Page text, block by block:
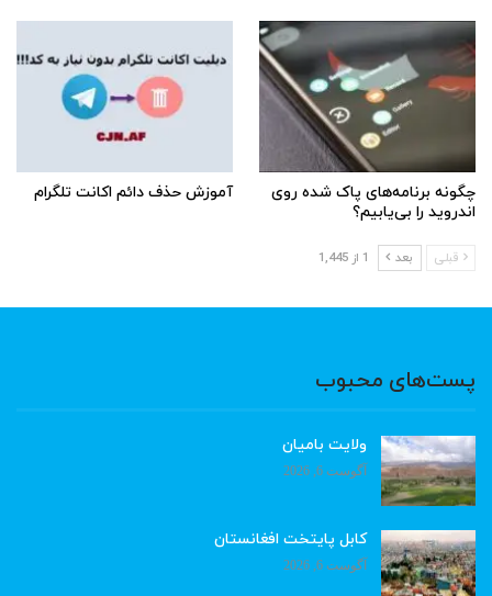
چگونه برنامه‌های پاک شده روی
اندروید را بی‌یابیم؟
آموزش حذف دائم اکانت تلگرام
قبلی بعد 1 از 1,445
پست‌های محبوب
ولایت بامیان
آگوست 6, 2026
کابل پایتخت افغانستان
آگوست 6, 2026